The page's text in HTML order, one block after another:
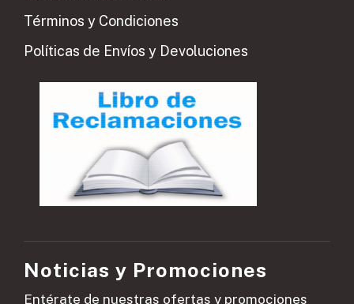
Términos y Condiciones
Políticas de Envíos y Devoluciones
Noticias y Promociones
Entérate de nuestras ofertas y promociones